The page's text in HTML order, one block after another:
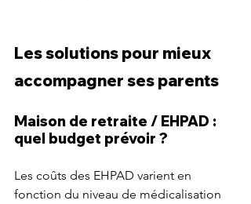
Les solutions pour mieux
accompagner ses parents
Maison de retraite / EHPAD :
quel budget prévoir ?
Les coûts des EHPAD varient en
fonction du niveau de médicalisation